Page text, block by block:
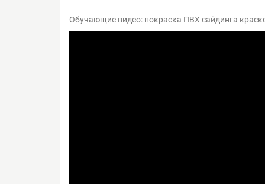
Обучающие видео: покраска ПВХ сайдинга